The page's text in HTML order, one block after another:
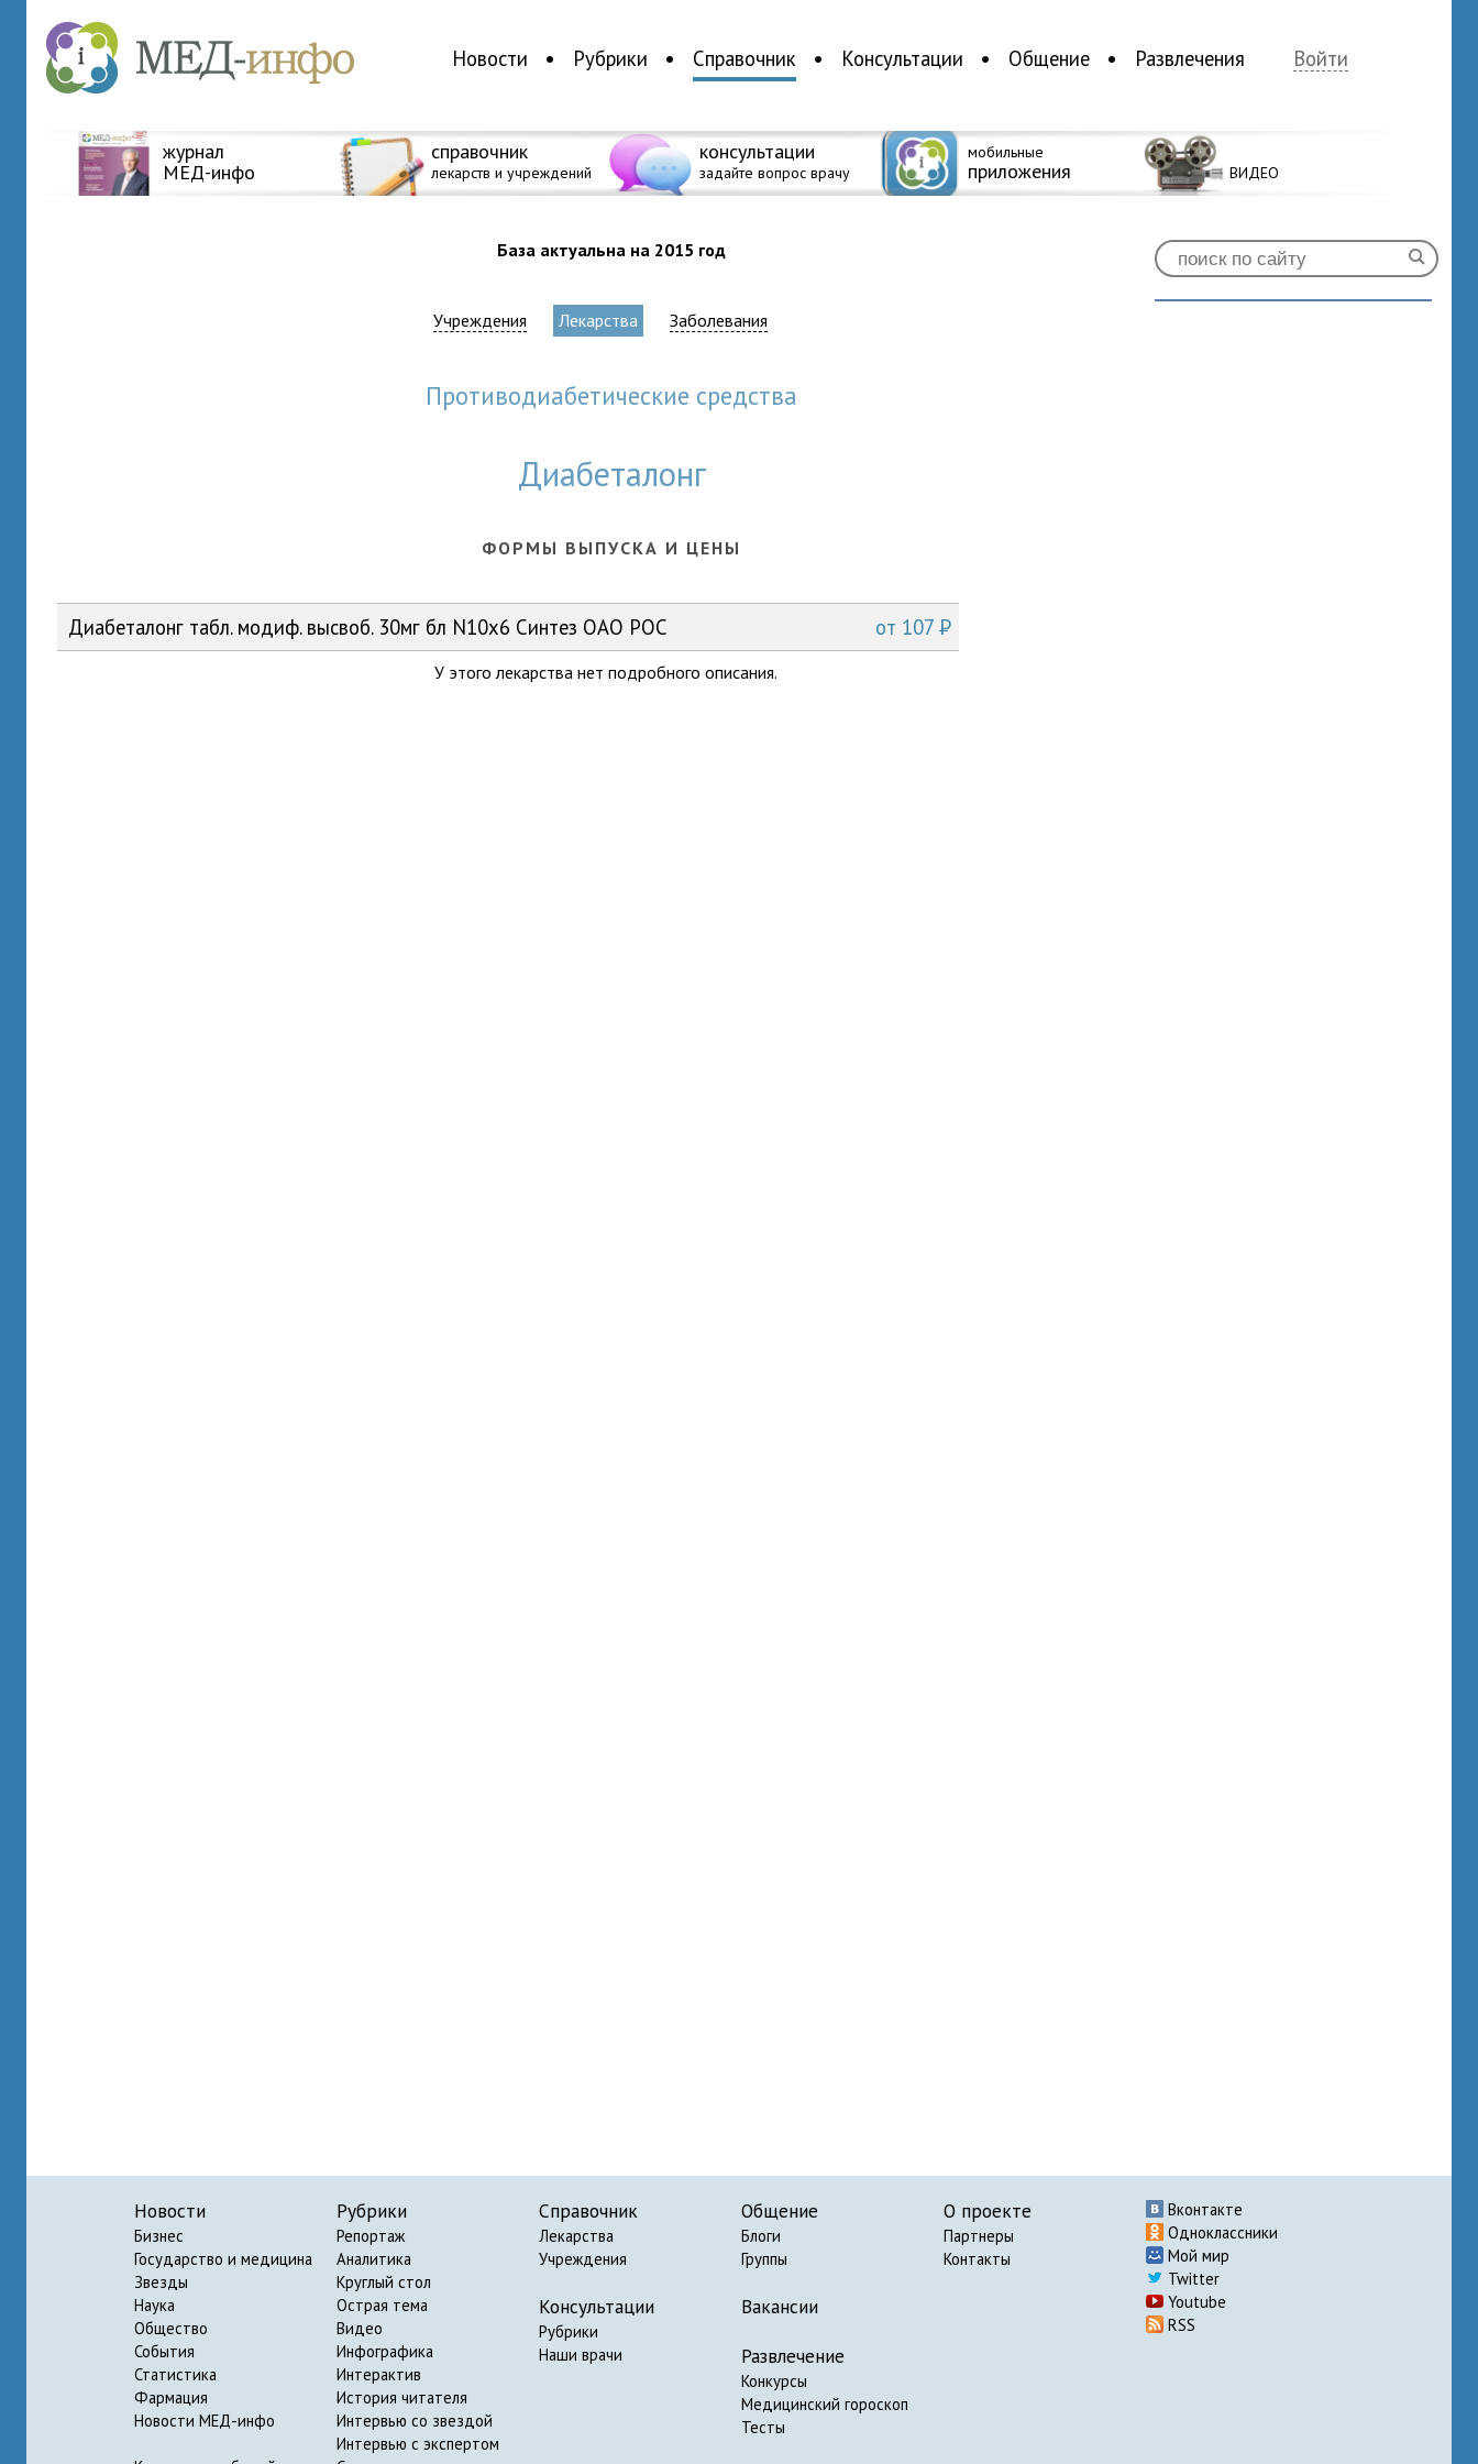
Новости Рубрики Справочник Консультации Общение Развлечения Войти
журнал
МЕД-инфо
справочник
лекарств и учреждений
консультации
задайте вопрос врачу
мобильные
приложения ВИДЕО
База актуальна на 2015 год
Учреждения Лекарства Заболевания
противодиабетические средства
Диабеталонг
ФОРМЫ ВЫПУСКА И ЦЕНЫ
от 107 P
Диабеталонг табл. модиф. высвоб. 30мг бл N10x6 Синтез ОАО РОС
У этого лекарства нет подробного описания.
Новости
Бизнес
Государство и медицина
Звезды
Наука
Общество
События
Статистика
Фармация
Новости МЕД-инфо
Рубрики
Репортаж
Аналитика
Круглый стол
Острая тема
Видео
Инфографика
Интерактив
История читателя
Интервью со звездой
Интервью с экспертом
Справочник
Лекарства
Учреждения
Консультации
Рубрики
Наши врачи
Общение
Блоги
Группы
Вакансии
Развлечение
Конкурсы
Медицинский гороскоп
Тесты
О проекте
Партнеры
Контакты
Вконтакте
Одноклассники
Мой мир
Twitter
Youtube
RSS